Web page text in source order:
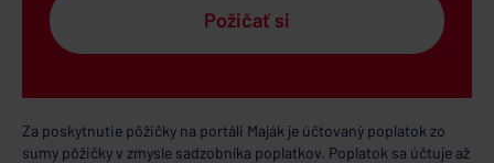
Požičať si
Za poskytnutie pôžičky na portáli Maják je účtovaný poplatok zo
sumy pôžičky v zmysle sadzobníka poplatkov. Poplatok sa účtuje až